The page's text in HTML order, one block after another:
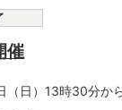
催
（日）13時30分か